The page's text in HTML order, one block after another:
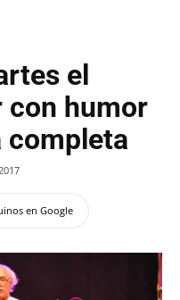
el
con humor
completa
en Google